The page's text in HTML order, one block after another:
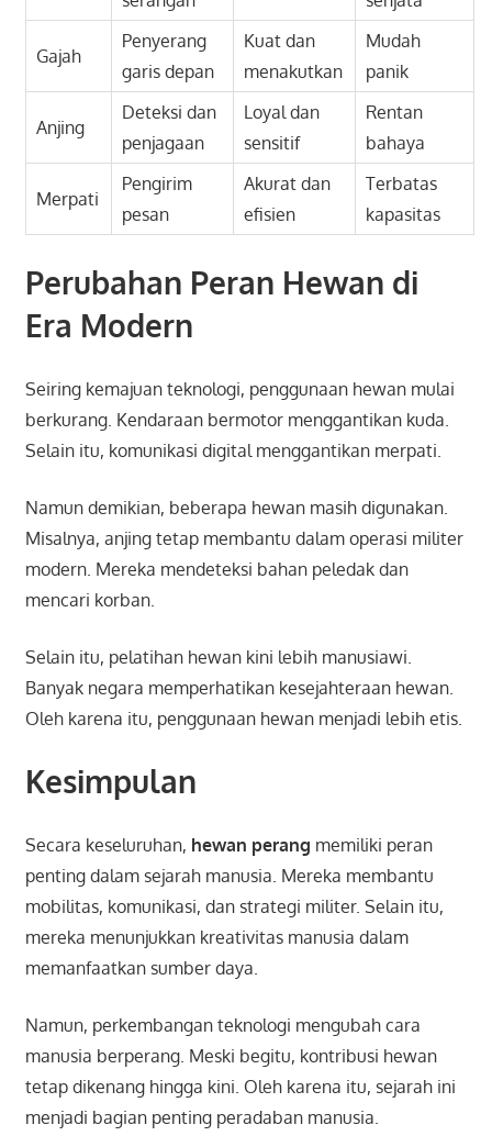
Gajah
Penyerang
garis depan
Kuat dan
menakutkan
Mudah
panik
Anjing
Deteksi dan
penjagaan
Loyal dan
sensitif
Rentan
bahaya
Merpati
Pengirim
pesan
Akurat dan
efisien
Terbatas
kapasitas
Perubahan Peran Hewan di
Era Modern
Seiring kemajuan teknologi, penggunaan hewan mulai
berkurang. Kendaraan bermotor menggantikan kuda.
Selain itu, komunikasi digital menggantikan merpati.
Namun demikian, beberapa hewan masih digunakan.
Misalnya, anjing tetap membantu dalam operasi militer
modern. Mereka mendeteksi bahan peledak dan
mencari korban.
Selain itu, pelatihan hewan kini lebih manusiawi.
Banyak negara memperhatikan kesejahteraan hewan.
Oleh karena itu, penggunaan hewan menjadi lebih etis.
Kesimpulan
Secara keseluruhan, hewan perang memiliki peran
penting dalam sejarah manusia. Mereka membantu
mobilitas, komunikasi, dan strategi militer. Selain itu,
mereka menunjukkan kreativitas manusia dalam
memanfaatkan sumber daya.
Namun, perkembangan teknologi mengubah cara
manusia berperang. Meski begitu, kontribusi hewan
tetap dikenang hingga kini. Oleh karena itu, sejarah ini
menjadi bagian penting peradaban manusia.